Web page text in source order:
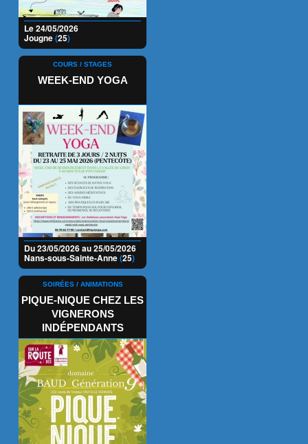
Le 24/05/2026
Jougne(25)
COURS / STAGES
WEEK-END YOGA
Du 23/05/2026 au 25/05/2026
Nans-sous-Sainte-Anne(25)
SOIRÉES / ANIMATIONS
PIQUE-NIQUE CHEZ LES
VIGNERONS
INDÉPENDANTS